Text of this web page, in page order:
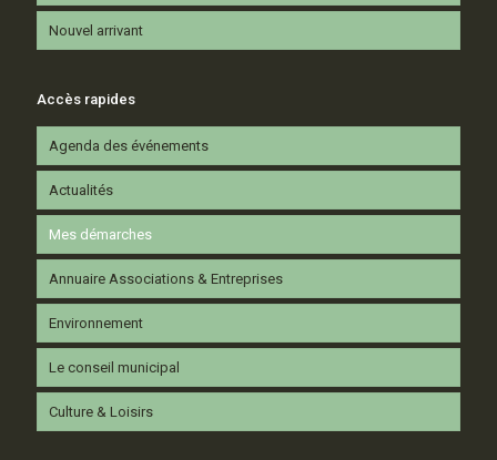
Nouvel arrivant
Accès rapides
Agenda des événements
Actualités
Mes démarches
Annuaire Associations & Entreprises
Environnement
Le conseil municipal
Culture & Loisirs